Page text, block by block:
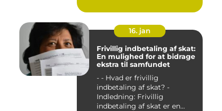
16. jan
Frivillig indbetaling af skat:
En mulighed for at bidrage
ekstra til samfundet
- - Hvad er frivillig
indbetaling af skat? -
Indledning: Frivillig
indbetaling af skat er en